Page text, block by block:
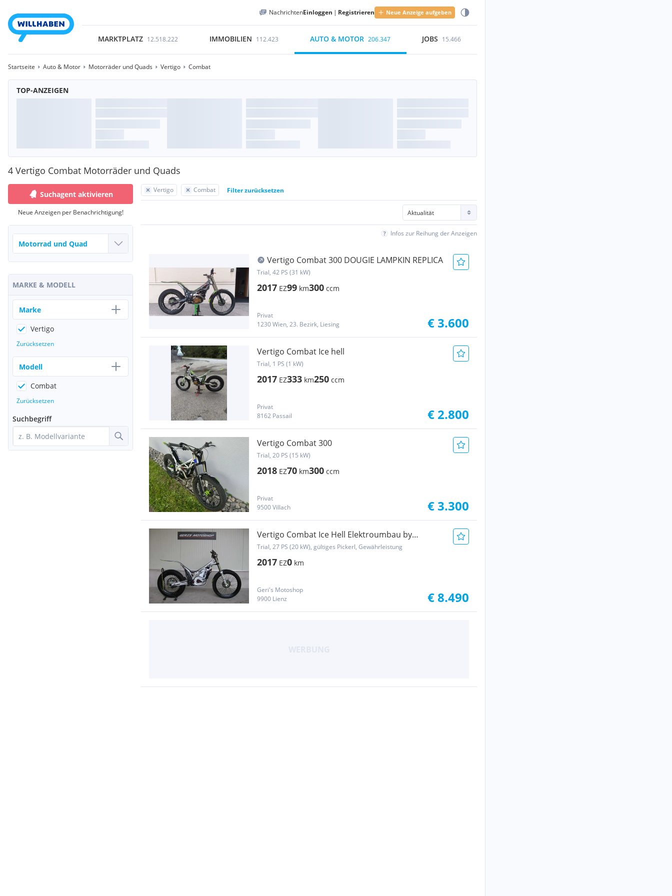
NachrichtenEinloggen | Registrieren Neue Anzeige aufgeben
MARKTPLATZ 12.518.222 IMMOBILIEN 112.423 AUTO & MOTOR 206.347 JOBS 15.466
Startseite Auto & Motor Motorräder und Quads Vertigo Combat
TOP-ANZEIGEN
4 Vertigo Combat Motorräder und Quads
Vertigo Combat Filter zurücksetzen
Infos zur Reihung der Anzeigen
Vertigo Combat 300 DOUGIE LAMPKIN REPLICA
Trial, 42 PS (31 kW)
2017 EZ99 km300 ccm
Privat
1230 Wien, 23. Bezirk, Liesing
€ 3.600
Vertigo Combat Ice hell
Trial, 1 PS (1 kW)
2017 EZ333 km250 ccm
Privat
8162 Passail
€ 2.800
Vertigo Combat 300
Trial, 20 PS (15 kW)
2018 EZ70 km300 ccm
Privat
9500 Villach
€ 3.300
Vertigo Combat Ice Hell Elektroumbau by
Gabatech
Trial, 27 PS (20 kW), gültiges Pickerl, Gewährleistung
2017 EZ0 km
Geri's Motoshop
9900 Lienz
€ 8.490
Suchagent aktivieren
Neue Anzeigen per Benachrichtigung!
MARKE & MODELL
Marke
Vertigo
Zurücksetzen
Modell
Combat
Zurücksetzen
Suchbegriff